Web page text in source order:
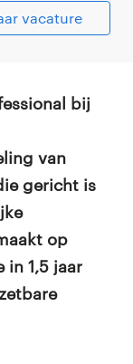
vacature
bij
van
gericht is
op
1,5 jaar